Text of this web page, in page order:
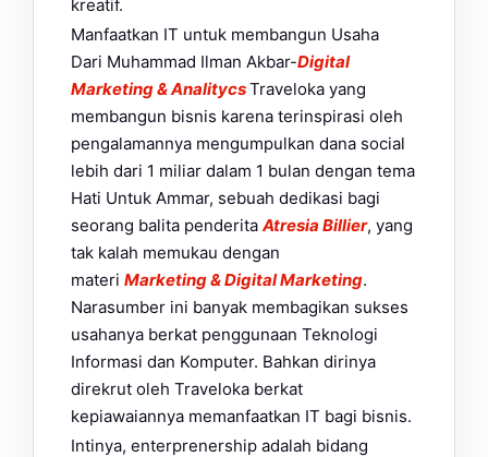
kreatif.
Manfaatkan IT untuk membangun Usaha
Dari Muhammad Ilman Akbar-Digital
Marketing & AnalitycsTraveloka yang
membangun bisnis karena terinspirasi oleh
pengalamannya mengumpulkan dana social
lebih dari 1 miliar dalam 1 bulan dengan tema
Hati Untuk Ammar, sebuah dedikasi bagi
seorang balita penderita Atresia Billier, yang
tak kalah memukau dengan
materi Marketing & Digital Marketing.
Narasumber ini banyak membagikan sukses
usahanya berkat penggunaan Teknologi
Informasi dan Komputer. Bahkan dirinya
direkrut oleh Traveloka berkat
kepiawaiannya memanfaatkan IT bagi bisnis.
Intinya, enterprenership adalah bidang